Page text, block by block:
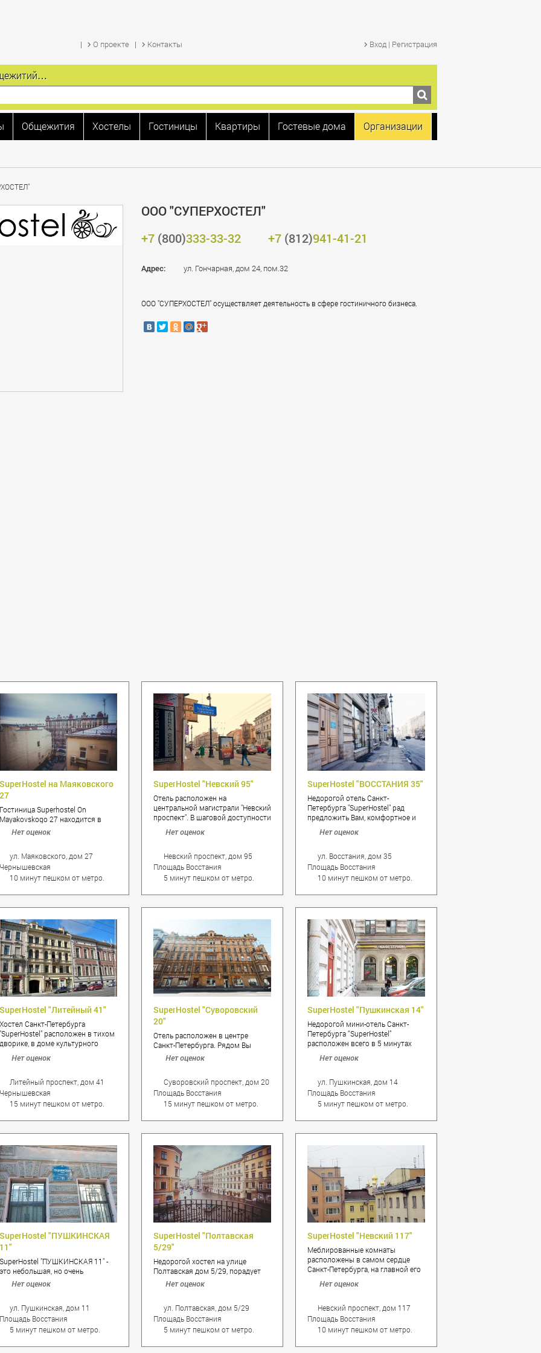
О проекте Контакты
Общежития Хостелы Гостиницы Квартиры Гостевые дома Организации
Вход | Регистрация
ООО "СУПЕРХОСТЕЛ"
+7 (800)333-33-32 +7 (812)941-41-21
Адрес: ул. Гончарная, дом 24, пом.32
ООО "СУПЕРХОСТЕЛ" осуществляет деятельность в сфере гостиничного бизнеса.
SuperHostel на Маяковского
27
Гостиница Superhostel On
Mayakovskogo 27 находится в
сосредоточии большого
количества музеев, театров,
государственного Эрмитажа
займет 10-12 минут на
автомобиле. В шаговой
Мемориальный музей-квартира
Некрасова Н.А., Музей Анны
расположены Музей прикладного
искусства и Государственный
мемориальный музей обороны и
блокады Ленинграда.
Нет оценок
ул. Маяковского, дом 27
Чернышевская
10 минут пешком от метро.
SuperHostel "Невский 95"
Отель расположен на
центральной магистрали "Невский
проспект". В шаговой доступности
метрополитена и остановки
транспорта, что значительно
облегчает планирование
экскурсий. Рядом несколько кафе
и ресторанов на любой вкус,
небольших магазинчиков,
Нет оценок
Невский проспект, дом 95
Площадь Восстания
5 минут пешком от метро.
SuperHostel "ВОССТАНИЯ 35"
Недорогой отель Санкт-
Петербурга "SuperHostel" рад
предложить Вам, комфортное и
Восстания, дом 35. Отель удачно
Санкт-Петербурга, в 10 минутах
ходьбы от Невского проспекта и
Московского вокзала, станций
метро: Маяковская,
Чернышевская и Площадь
Нет оценок
ул. Восстания, дом 35
Площадь Восстания
10 минут пешком от метро.
SuperHostel "Литейный 41"
Хостел Санкт-Петербурга
"SuperHostel" расположен в тихом
дворике, в доме культурного
двора, поэтому шум Литейного
побеспокоит. В нашей недорогой
гостинице Санкт-Петербурга
"SuperHostel" 12 уютных номеров.
Нет оценок
Литейный проспект, дом 41
Чернышевская
15 минут пешком от метро.
SuperHostel "Суворовский
20"
Отель расположен в центре
Санкт-Петербурга. Рядом Вы
найдете множество
разнообразных магазинов,
любителей
достопримечательностей - отель
находится между
Некрасовским садом, в шаговой
доступности находятся красоты
Смольного парка с его красивыми
фонтанами, Невского проспекта,
где каждый дом имеет свою
историю и неповторимый
архитектурный стиль.
Нет оценок
Суворовский проспект, дом 20
Площадь Восстания
15 минут пешком от метро.
SuperHostel "Пушкинская 14"
Недорогой мини-отель Санкт-
Петербурга “SuperHostel”
расположен всего в 5 минутах
Невского проспекта, а также от
Восстания, в окружении
очаровательного сквера с
памятником А.С. Пушкину. В
хостеле имеется все необходимое
для вашего комфортного
Нет оценок
ул. Пушкинская, дом 14
Площадь Восстания
5 минут пешком от метро.
SuperHostel "ПУШКИНСКАЯ
11"
SuperHostel "ПУШКИНСКАЯ 11" -
это небольшая, но очень
приятная мини-гостиница Санкт-
Петербурга удивит Вас своим
окружающие
достопримечательности своей
близостью и разнообразием. Вы
А.С. Пушкина, где установлен его
Нет оценок
ул. Пушкинская, дом 11
Площадь Восстания
5 минут пешком от метро.
SuperHostel "Полтавская
5/29"
Недорогой хостел на улице
Полтавская дом 5/29, порадует
гостей своей близостью к
Московскому вокзалу. Больше
Останется только распаковать
вещи и насладиться красотой
Северной столицы! Хостел Санкт-
Полтавской 5/29 находится в 450
Нет оценок
ул. Полтавская, дом 5/29
Площадь Восстания
5 минут пешком от метро.
SuperHostel "Невский 117"
Меблированные комнаты
расположены в самом сердце
Санкт-Петербурга, на главной его
Именно тут Вы сможете ощутить
которая бьет ключом 24 часа в
сутки! Вас ждет огромное
количество всевозможных
магазинов, ресторанов, торговых
центров, множество музеев,
Нет оценок
Невский проспект, дом 117
Площадь Восстания
10 минут пешком от метро.